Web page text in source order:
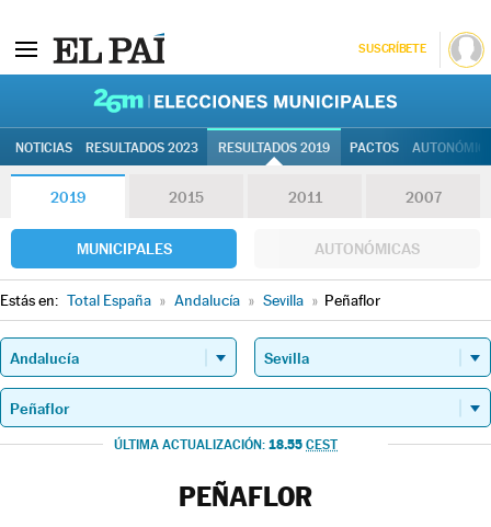
SUSCRÍBETE
NOTICIAS RESULTADOS 2023 RESULTADOS 2019 PACTOS
2019 2015 2011 2007
MUNICIPALES AUTONÓMICAS
Estás en: Total España » Andalucía » Sevilla » Peñaflor
ÚLTIMA ACTUALIZACIÓN: 18.55 CEST
PEÑAFLOR